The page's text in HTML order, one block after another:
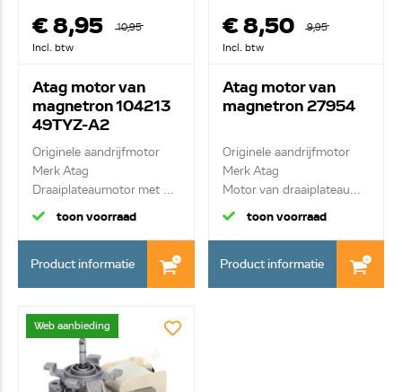
€ 8,95
10,95
Incl. btw
Atag motor van
magnetron 104213
49TYZ-A2
Originele aandrijfmotor
Merk Atag
Draaiplateaumotor met ...
toon voorraad
Product informatie
€ 8,50
9,95
Incl. btw
Atag motor van
magnetron 27954
Originele aandrijfmotor
Merk Atag
Motor van draaiplateau...
toon voorraad
Product informatie
Web aanbieding